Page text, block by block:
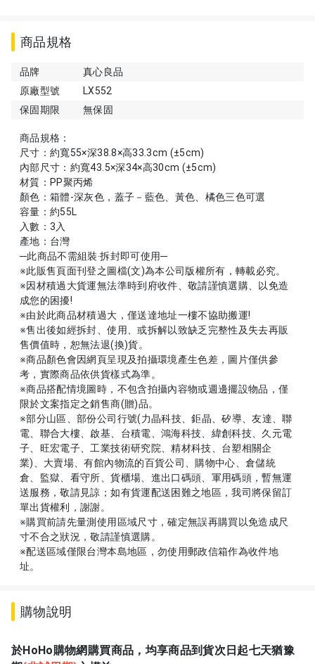
商品規格
品牌
真心良品
原廠型號
LX552
保固期限
無保固
商品規格：
尺寸：約寬55×深38.8×高33.3cm (±5cm)
內部尺寸：約寬43.5×深34×高30cm (±5cm)
材質：PP聚丙烯
顏色：箱體-深灰色，蓋子－藍色、黃色、橘色三色可選
容量：約55L
入數：3入
產地：台灣
─此商品不需組裝‧拆封即可使用─
※此販售頁面刊登之圖檔(文)為本公司版權所有，轉載必究。
※因材積過大貨運無法準時到府收件、敬請謹慎選購、以免造
成您的困擾!
※由於此商品材積過大，僅送達地址一樓不協助搬運!
※售出後如經拆封、使用、或拆解以致缺乏完整性及失去再販
售價值時，恕無法退(換)貨。
※商品顏色會因網頁呈現及拍攝環境產生色差，圖片僅供參
考，實際商品依供貨樣式為準。
※商品搭配情境圖時，不包含拍攝內容物或週邊擺設物品，僅
限於文案指定之銷售商(贈)品。
※部分山區、部份公司行號(力晶科技、鉅晶、矽導、友達、聯
電、聯合大樓、啟基、台積電、鴻海科技、緯創科技、久元電
子、旺宏電子、工業技術研究院、精材科技、台塑相關企
業)、大賣場、有館內物流的百貨公司、購物中心、倉儲統
倉、監獄、看守所、貨櫃場、進出口碼頭、軍用碼頭，暫無運
送服務，敬請見諒；如有貨運配送困難之地區，我司將保留訂
單出貨權利，謝謝。
※購買前請先量測使用區域尺寸，確定無誤再購買以免造成尺
寸不合之狀況，敬請謹慎選購。
※配送區域僅限台灣本島地區，勿使用郵政信箱作為收件地
址。
購物說明
於HoHo購物網購買商品，均享商品到貨次日起七天猶豫